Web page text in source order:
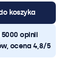
koszyka
5000 opinii
ocena 4,8/5